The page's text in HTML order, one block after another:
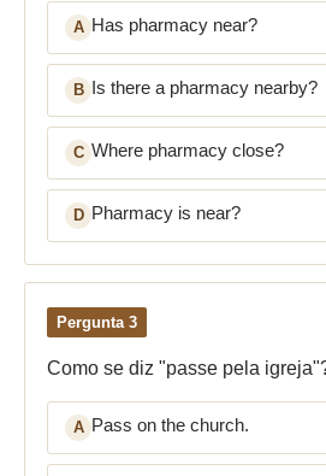
A Has pharmacy near?
B Is there a pharmacy nearby?
C Where pharmacy close?
D Pharmacy is near?
Pergunta 3
Como se diz "passe pela
A Pass on the church.